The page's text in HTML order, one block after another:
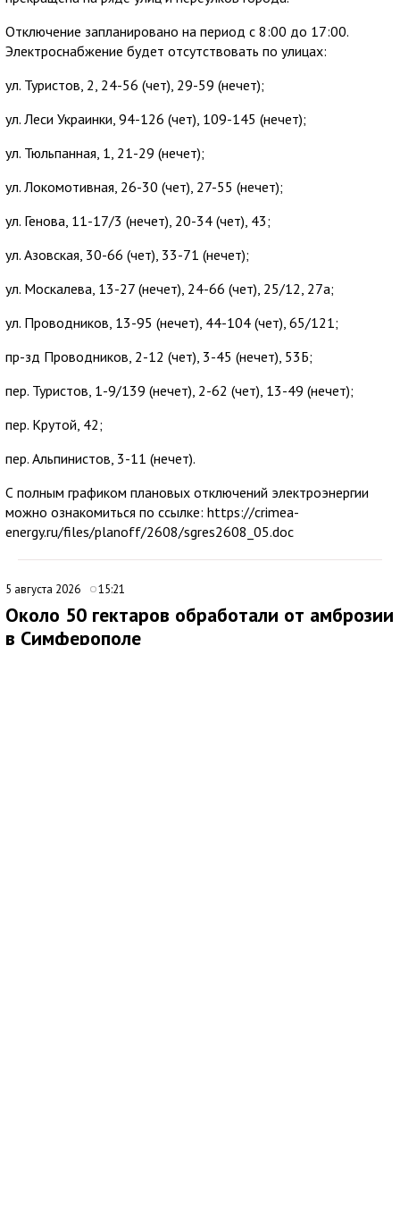
Отключение запланировано на период с 8:00 до 17:00.
Электроснабжение будет отсутствовать по улицах:
ул. Туристов, 2, 24-56 (чет), 29-59 (нечет);
ул. Леси Украинки, 94-126 (чет), 109-145 (нечет);
ул. Тюльпанная, 1, 21-29 (нечет);
ул. Локомотивная, 26-30 (чет), 27-55 (нечет);
ул. Генова, 11-17/3 (нечет), 20-34 (чет), 43;
ул. Азовская, 30-66 (чет), 33-71 (нечет);
ул. Москалева, 13-27 (нечет), 24-66 (чет), 25/12, 27а;
ул. Проводников, 13-95 (нечет), 44-104 (чет), 65/121;
пр-зд Проводников, 2-12 (чет), 3-45 (нечет), 53Б;
пер. Туристов, 1-9/139 (нечет), 2-62 (чет), 13-49 (нечет);
пер. Крутой, 42;
пер. Альпинистов, 3-11 (нечет).
С полным графиком плановых отключений электроэнергии
можно ознакомиться по ссылке: https://crimea-
energy.ru/files/planoff/2608/sgres2608_05.doc
5 августа 2026 15:21
Около 50 гектаров обработали от амброзии
в Симферополе